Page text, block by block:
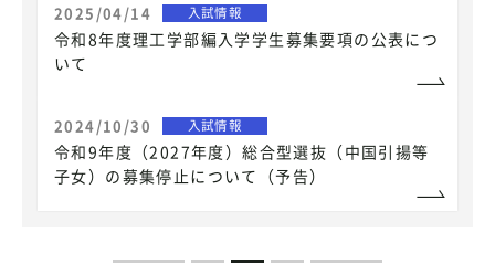
2025/04/14 入試情報
令和8年度理工学部編入学学生募集要項の公表につ
いて
2024/10/30 入試情報
令和9年度（2027年度）総合型選抜（中国引揚等
子女）の募集停止について（予告）